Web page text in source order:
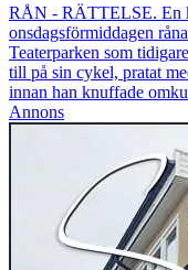
RÅN - RÄTTELSE. En
onsdagsförmiddagen
Teaterparken som
till på sin cykel, pratat
innan han knuffade
Annons